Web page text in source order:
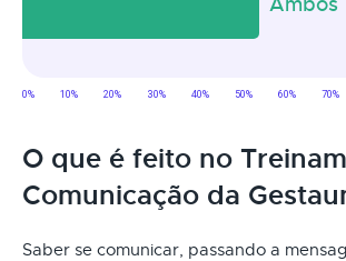
O que é feito no
Comunicação da
Saber se comunicar, passando a